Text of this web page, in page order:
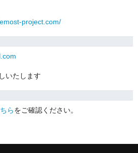
project.com/
いたします
らをご確認ください。